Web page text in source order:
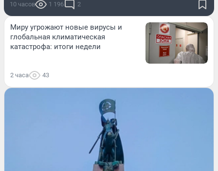
10 часов 1 196 2
Миру угрожают новые вирусы и
глобальная климатическая
катастрофа: итоги недели
2 часа 43